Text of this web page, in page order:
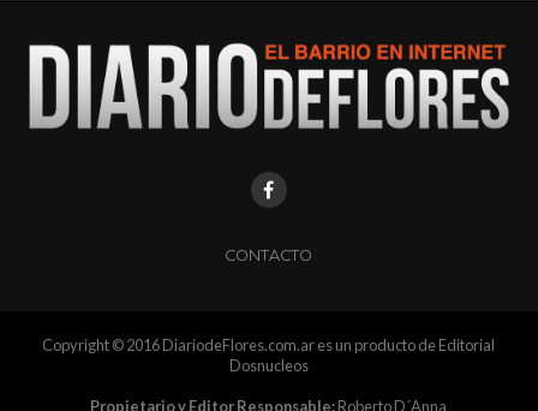
CONTACTO
Copyright © 2016 DiariodeFlores.com.ar es un producto de Editorial
Dosnucleos
Propietario y Editor Responsable:Roberto D´Anna